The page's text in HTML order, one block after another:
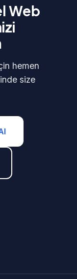
Web
hemen
size